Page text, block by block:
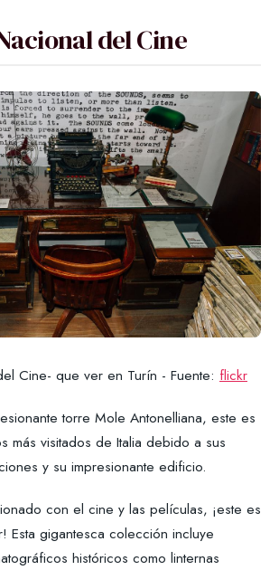
del Cine
Cine- que ver en Turín - Fuente: flickr
torre Mole Antonelliana, este es
más visitados de Italia debido a sus
y su impresionante edificio.
con el cine y las películas, ¡este es
Esta gigantesca colección incluye
históricos como linternas